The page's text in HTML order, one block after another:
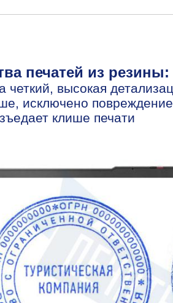
печатей из резины:
четкий, высокая
исключено
клише печати